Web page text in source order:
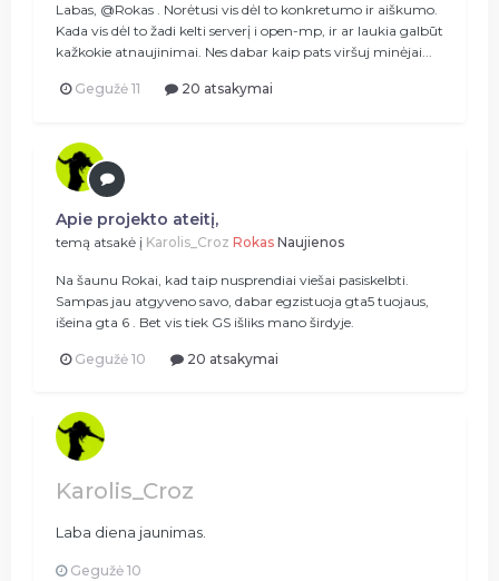
Labas, @Rokas . Norėtusi vis dėl to konkretumo ir aiškumo.
Kada vis dėl to žadi kelti serverį i open-mp, ir ar laukia galbūt
kažkokie atnaujinimai. Nes dabar kaip pats viršuj minėjai...
Gegužė 11 20 atsakymai
Apie projekto ateitį,
temą atsakė į Karolis_Croz Rokas Naujienos
Na šaunu Rokai, kad taip nusprendiai viešai pasiskelbti.
Sampas jau atgyveno savo, dabar egzistuoja gta5 tuojaus,
išeina gta 6 . Bet vis tiek GS išliks mano širdyje.
Gegužė 10 20 atsakymai
Karolis_Croz
Laba diena jaunimas.
Gegužė 10